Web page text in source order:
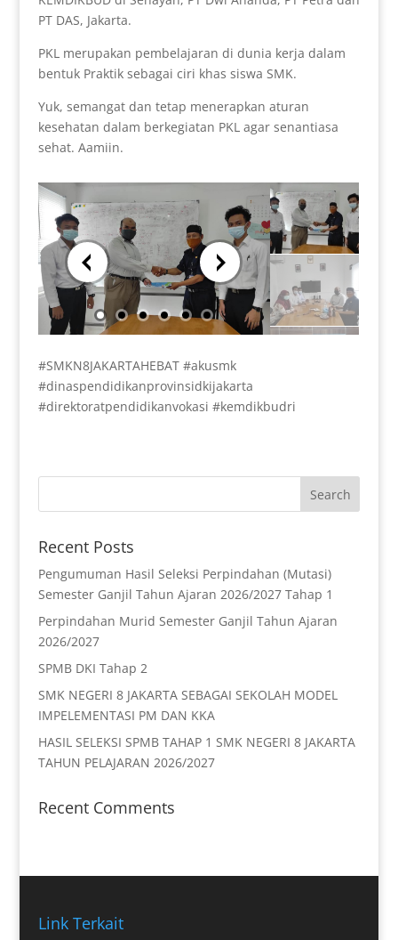
PT DAS, Jakarta.
PKL merupakan pembelajaran di dunia kerja dalam
bentuk Praktik sebagai ciri khas siswa SMK.
Yuk, semangat dan tetap menerapkan aturan
kesehatan dalam berkegiatan PKL agar senantiasa
sehat. Aamiin.
#SMKN8JAKARTAHEBAT #akusmk
#dinaspendidikanprovinsidkijakarta
#direktoratpendidikanvokasi #kemdikbudri
Recent Posts
Pengumuman Hasil Seleksi Perpindahan (Mutasi)
Semester Ganjil Tahun Ajaran 2026/2027 Tahap 1
Perpindahan Murid Semester Ganjil Tahun Ajaran
2026/2027
SPMB DKI Tahap 2
SMK NEGERI 8 JAKARTA SEBAGAI SEKOLAH MODEL
IMPELEMENTASI PM DAN KKA
HASIL SELEKSI SPMB TAHAP 1 SMK NEGERI 8 JAKARTA
TAHUN PELAJARAN 2026/2027
Recent Comments
Link Terkait